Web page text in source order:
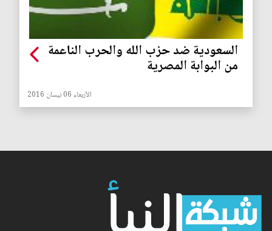
السعودية ضد حزب الله والحرب الناعمة
من البوابة المصرية
الأربعاء 06 نيسان 2016